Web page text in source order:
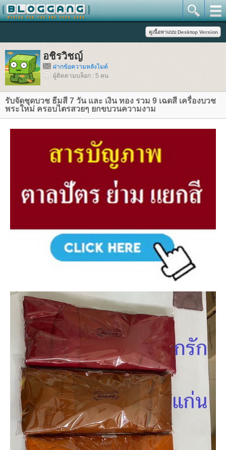
อชิรวิชญ์
ฝากข้อความหลังไมค์
ผู้ติดตามบล็อก : 5 คน
รับจัดชุดบวช ธีมสี 7 วัน และ เงิน ทอง รวม 9 เฉดสี เครื่องบวช
พระใหม่ ครอบไตรสวยๆ ยกขบวนความงาม